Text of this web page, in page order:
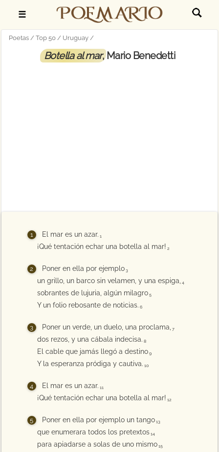
☰
Poetas Top 50 Uruguay
Botella al mar, Mario Benedetti
El mar es un azar. 1
¡Qué tentación echar una botella al mar! 2
Poner en ella por ejemplo 3
un grillo, un barco sin velamen, y una espiga, 4
sobrantes de lujuria, algún milagro 5
Y un folio rebosante de noticias. 6
Poner un verde, un duelo, una proclama, 7
dos rezos, y una cábala indecisa. 8
El cable que jamás llegó a destino 9
Y la esperanza pródiga y cautiva. 10
El mar es un azar. 11
¡Qué tentación echar una botella al mar! 12
Poner en ella por ejemplo un tango 13
que enumerara todos los pretextos 14
para apiadarse a solas de uno mismo 15